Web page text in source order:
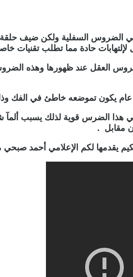
الضروس السفلية ولكن ضيف
حادة مما تطلب تقنيات خاصة
يكون تموضعه خاطئ في الفك
الضرس قوية لذلك يسبب ألمآ
مقابل .
يقدمها لكم الإعلامي أحمد صبحي